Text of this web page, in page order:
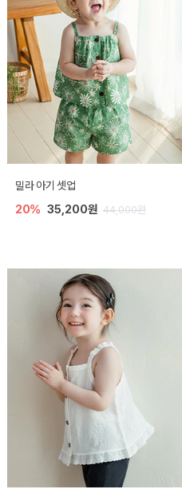
밀라 아기 셋업
20% 35,200원 44,000원